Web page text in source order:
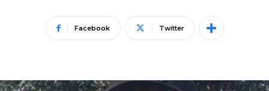
Facebook Twitter